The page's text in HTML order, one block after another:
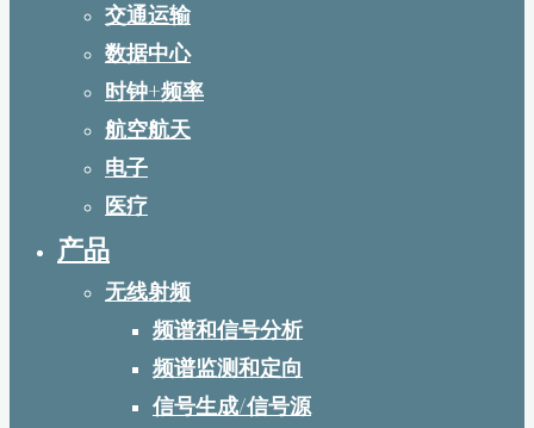
交通运输
数据中心
时钟+频率
航空航天
电子
医疗
产品
无线射频
频谱和信号分析
频谱监测和定向
信号生成/信号源